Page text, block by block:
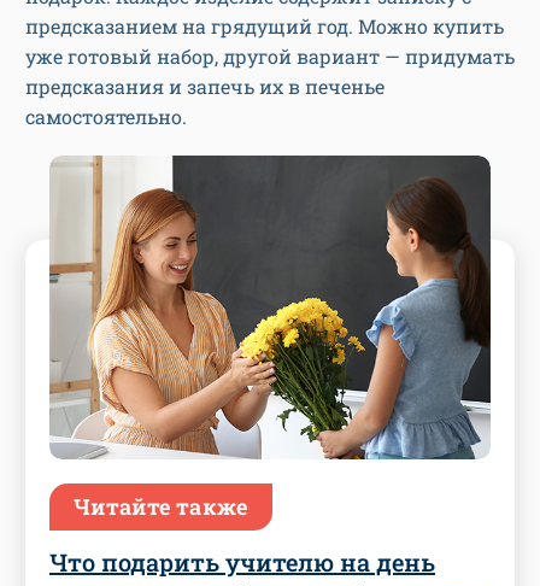
предсказанием на грядущий год. Можно купить
уже готовый набор, другой вариант — придумать
предсказания и запечь их в печенье
самостоятельно.
Читайте также
Что подарить учителю на день